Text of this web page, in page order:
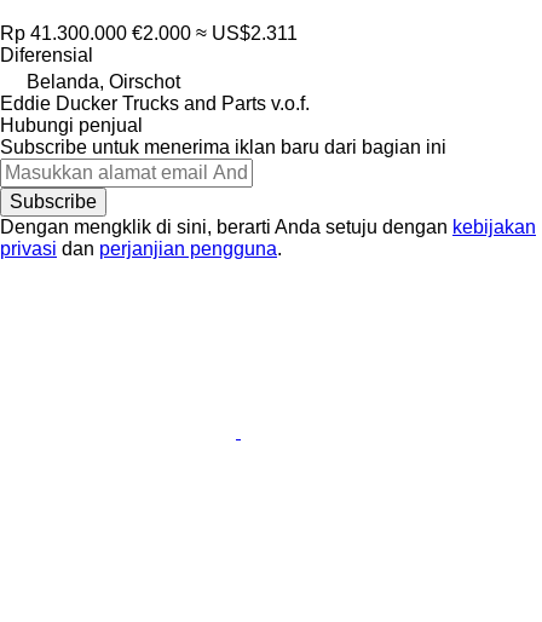
Rp 41.300.000 €2.000 ≈ US$2.311
Diferensial
Belanda, Oirschot
Eddie Ducker Trucks and Parts v.o.f.
Hubungi penjual
Subscribe untuk menerima iklan baru dari bagian ini
Subscribe
Dengan mengklik di sini, berarti Anda setuju dengan kebijakan
privasi dan perjanjian pengguna.